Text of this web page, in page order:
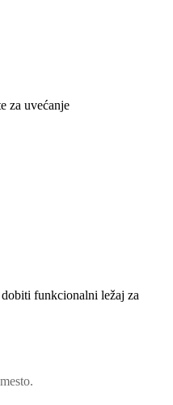
za uvećanje
funkcionalni ležaj za